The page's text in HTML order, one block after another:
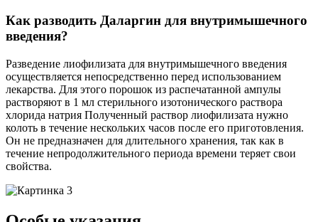
Как разводить Даларгин для внутримышечного
введения?
Разведение лиофилизата для внутримышечного введения
осуществляется непосредственно перед использованием
лекарства. Для этого порошок из распечатанной ампулы
растворяют в 1 мл стерильного изотонического раствора
хлорида натрия Полученный раствор лиофилизата нужно
колоть в течение нескольких часов после его приготовления.
Он не предназначен для длительного хранения, так как в
течение непродолжительного периода времени теряет свои
свойства.